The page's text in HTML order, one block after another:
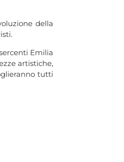
della
Emilia
artistiche,
tutti